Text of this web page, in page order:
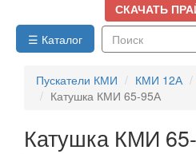
СКАЧАТЬ
☰ Каталог
Пускатели КМИ
КМИ 12А
Катушка КМИ 65-95А
Катушка КМИ